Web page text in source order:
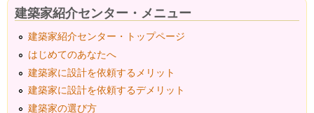
建築家紹介センター・メニュー
建築家紹介センター・トップページ
はじめてのあなたへ
建築家に設計を依頼するメリット
建築家に設計を依頼するデメリット
建築家の選び方